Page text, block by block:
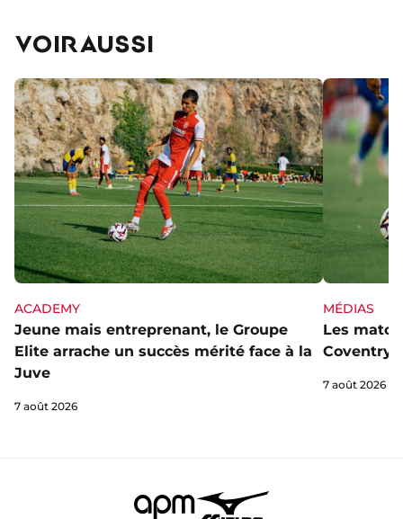
VOIR AUSSI
ACADEMY
Jeune mais entreprenant, le Groupe
Elite arrache un succès mérité face à la
Juve
7 août 2026
MÉDIAS
Les
Coventry
7 août 2026